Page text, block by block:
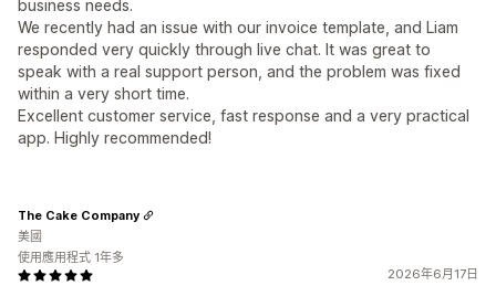
business needs.
We recently had an issue with our invoice template, and Liam
responded very quickly through live chat. It was great to
speak with a real support person, and the problem was fixed
within a very short time.
Excellent customer service, fast response and a very practical
app. Highly recommended!
2026年6月17日
The Cake Company
美國
使用應用程式 1年多